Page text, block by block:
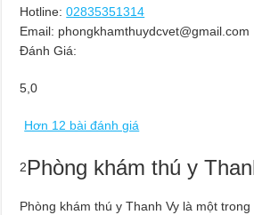
Hotline: 02835351314
Email: phongkhamthuydcvet@gmail.com
Đánh Giá:
5,0
Hơn 12 bài đánh giá
2Phòng khám thú y
Phòng khám thú y Thanh Vy là một